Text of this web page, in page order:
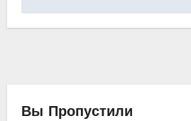
Вы Пропустили